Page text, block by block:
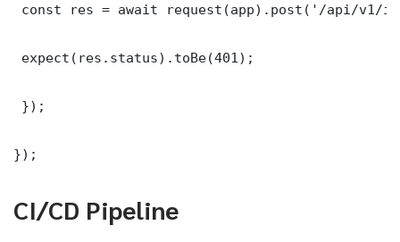
const res = await request(app).post('/api/v1/
expect(res.status).toBe(401);
});
});
CI/CD Pipeline